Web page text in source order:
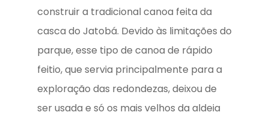
construir a tradicional canoa feita da
casca do Jatobá. Devido às limitações do
parque, esse tipo de canoa de rápido
feitio, que servia principalmente para a
exploração das redondezas, deixou de
ser usada e só os mais velhos da aldeia